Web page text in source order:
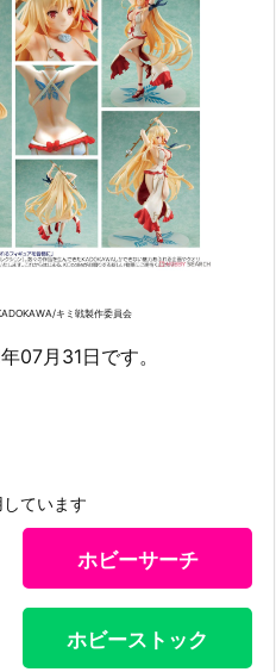
キミ戦製作委員会
07月31日です。
しています
ホビーサーチ
ホビーストック